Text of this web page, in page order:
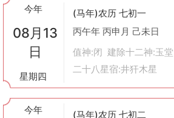
今年
08月13
日
星期四
(马年)农历 七初一
丙午年 丙申月 己未日
值神:闭 建除十二神:玉堂
二十八星宿:井犴木星
今年 (马年)农历 七初二